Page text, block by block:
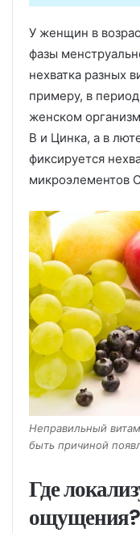
У женщин в
фазы
нехватка разных
примеру, в
женском
В и Цинка, а в
фиксируется
микроэлементов
Неправильный
быть причиной
Где
ощущения?